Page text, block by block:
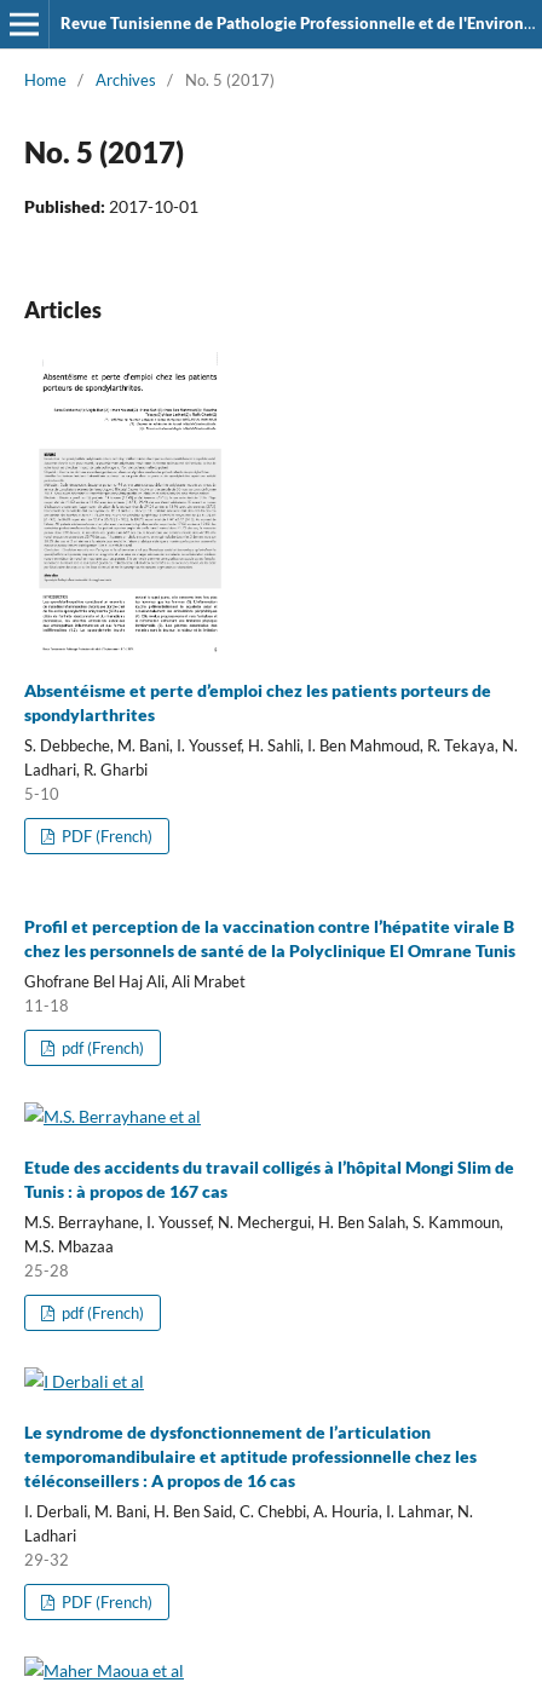
Revue Tunisienne de Pathologie Professionnelle et de l'Environement
Home / Archives / No. 5 (2017)
No. 5 (2017)
Published: 2017-10-01
Articles
Absentéisme et perte d’emploi chez les patients porteurs de
spondylarthrites
S. Debbeche, M. Bani, I. Youssef, H. Sahli, I. Ben Mahmoud, R. Tekaya, N.
Ladhari, R. Gharbi
5-10
PDF (French)
Profil et perception de la vaccination contre l’hépatite virale B
chez les personnels de santé de la Polyclinique El Omrane Tunis
Ghofrane Bel Haj Ali, Ali Mrabet
11-18
pdf (French)
Etude des accidents du travail colligés à l’hôpital Mongi Slim de
Tunis : à propos de 167 cas
M.S. Berrayhane, I. Youssef, N. Mechergui, H. Ben Salah, S. Kammoun,
M.S. Mbazaa
25-28
pdf (French)
Le syndrome de dysfonctionnement de l’articulation
temporomandibulaire et aptitude professionnelle chez les
téléconseillers : A propos de 16 cas
I. Derbali, M. Bani, H. Ben Said, C. Chebbi, A. Houria, I. Lahmar, N.
Ladhari
29-32
PDF (French)